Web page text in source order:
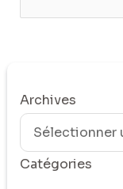
Archives
Catégories